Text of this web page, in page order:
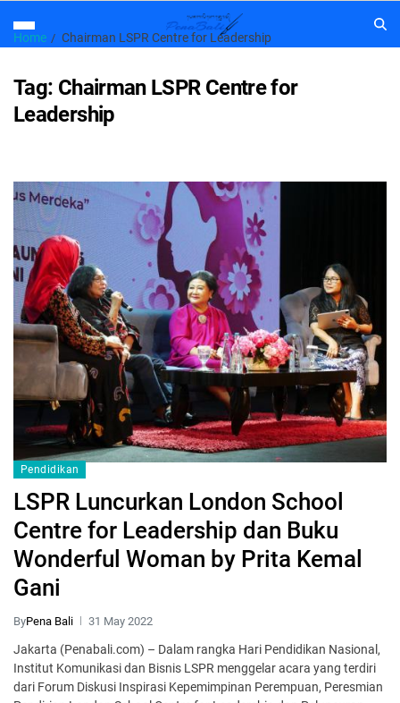
Home Chairman LSPR Centre for Leadership
Tag: Chairman LSPR Centre for
Leadership
Pendidikan
LSPR Luncurkan London School
Centre for Leadership dan Buku
Wonderful Woman by Prita Kemal
Gani
ByPena Bali 31 May 2022
Jakarta (Penabali.com) – Dalam rangka Hari Pendidikan Nasional,
Institut Komunikasi dan Bisnis LSPR menggelar acara yang terdiri
dari Forum Diskusi Inspirasi Kepemimpinan Perempuan, Peresmian